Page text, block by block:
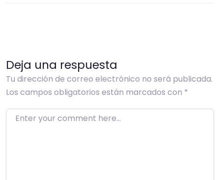
Deja una respuesta
Tu dirección de correo electrónico no será publicada.
Los campos obligatorios están marcados con *
Enter your comment here…